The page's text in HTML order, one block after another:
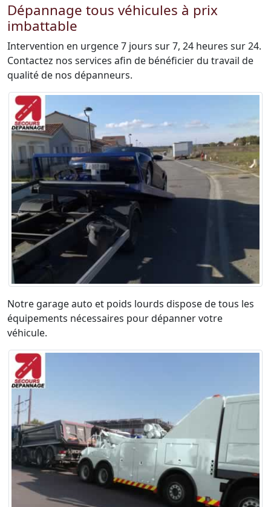
Dépannage tous véhicules à prix
imbattable
Intervention en urgence 7 jours sur 7, 24 heures sur 24.
Contactez nos services afin de bénéficier du travail de
qualité de nos dépanneurs.
Notre garage auto et poids lourds dispose de tous les
équipements nécessaires pour dépanner votre
véhicule.